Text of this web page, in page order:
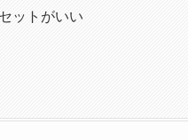
ットがいい